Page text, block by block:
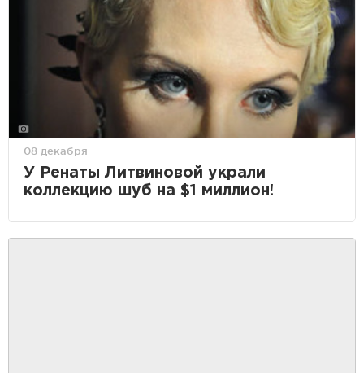
08 декабря
У Ренаты Литвиновой украли
коллекцию шуб на $1 миллион!